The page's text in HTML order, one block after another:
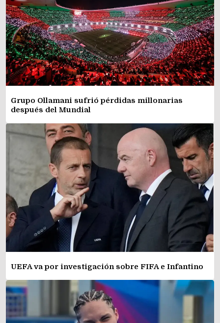
Grupo Ollamani sufrió pérdidas millonarias
después del Mundial
UEFA va por investigación sobre FIFA e Infantino